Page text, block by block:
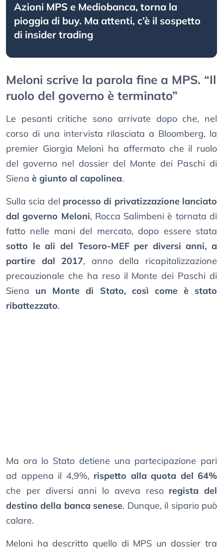
Azioni MPS e Mediobanca, torna la
pioggia di buy. Ma attenti, c’è il sospetto
di insider trading
Meloni scrive la parola fine a MPS. “Il
ruolo del governo è terminato”
Le pesanti critiche sono arrivate dopo che, nel
corso di una intervista rilasciata a Bloomberg, la
premier Giorgia Meloni ha affermato che il ruolo
del governo nel dossier del Monte dei Paschi di
Siena è giunto al capolinea.
Sulla scia del processo di privatizzazione lanciato
dal governo Meloni, Rocca Salimbeni è tornata di
fatto nelle mani del mercato, dopo essere stata
sotto le ali del Tesoro-MEF per diversi anni, a
partire dal 2017, anno della ricapitalizzazione
precauzionale che ha reso il Monte dei Paschi di
Siena un Monte di Stato, così come è stato
ribattezzato.
Ma ora lo Stato detiene una partecipazione pari
ad appena il 4,9%, rispetto alla quota del 64%
che per diversi anni lo aveva reso regista del
destino della banca senese. Dunque, il sipario può
calare.
Meloni ha descritto quello di MPS un dossier tra